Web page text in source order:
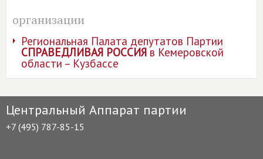
организации
Региональная Палата депутатов Партии
СПРАВЕДЛИВАЯ РОССИЯв Кемеровской
области – Кузбассе
Центральный Аппарат партии
+7 (495) 787-85-15